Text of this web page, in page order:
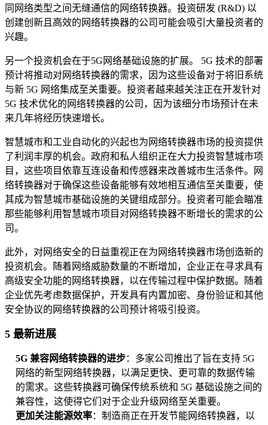
同网络类型之间无缝通信的网络转换器。投资研发 (R&D) 以
创建创新且高效的网络转换器的公司可能会吸引大量投资者的
兴趣。
另一个投资机会在于5G网络基础设施的扩展。 5G 技术的部署
预计将推动对网络转换器的需求，因为这些设备对于将旧系统
与新 5G 网络集成至关重要。投资者越来越关注正在开发针对
5G 技术优化的网络转换器的公司，因为该细分市场预计在未
来几年将经历快速增长。
智慧城市和工业自动化的兴起也为网络转换器市场的投资提供
了利润丰厚的机会。政府和私人组织正在大力投资智慧城市项
目，这些项目依靠互连设备和传感器来改善城市生活条件。网
络转换器对于确保这些设备能够有效地相互通信至关重要，使
其成为智慧城市基础设施的关键组成部分。投资者可能会瞄准
那些能够利用智慧城市项目对网络转换器不断增长的需求的公
司。
此外，对网络安全的日益重视正在为网络转换器市场创造新的
投资机会。随着网络威胁数量的不断增加，企业正在寻求具有
高级安全功能的网络转换器，以在传输过程中保护数据。随着
企业优先考虑数据保护，开发具有内置加密、身份验证和其他
安全协议的网络转换器的公司预计将吸引投资。
5 最新进展
5G 兼容网络转换器的进步：多家公司推出了旨在支持 5G
网络的新型网络转换器，以满足更快、更可靠的数据传输
的需求。这些转换器可确保传统系统和 5G 基础设施之间的
兼容性，这使得它们对于企业升级网络至关重要。
更加关注能源效率：制造商正在开发节能网络转换器，以